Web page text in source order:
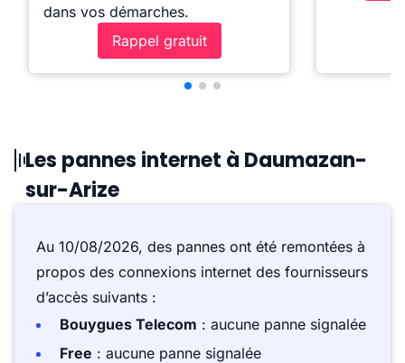
dans vos démarches.
Rappel gratuit
Les pannes internet à Daumazan-
sur-Arize
Au 10/08/2026, des pannes ont été remontées à
propos des connexions internet des fournisseurs
d’accès suivants :
Bouygues Telecom : aucune panne signalée
Free : aucune panne signalée